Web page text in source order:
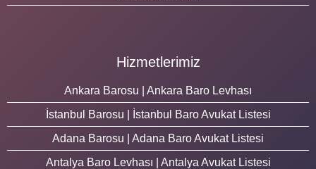
Hizmetlerimiz
Ankara Barosu | Ankara Baro Levhası
İstanbul Barosu | İstanbul Baro Avukat Listesi
Adana Barosu | Adana Baro Avukat Listesi
Antalya Baro Levhası | Antalya Avukat Listesi